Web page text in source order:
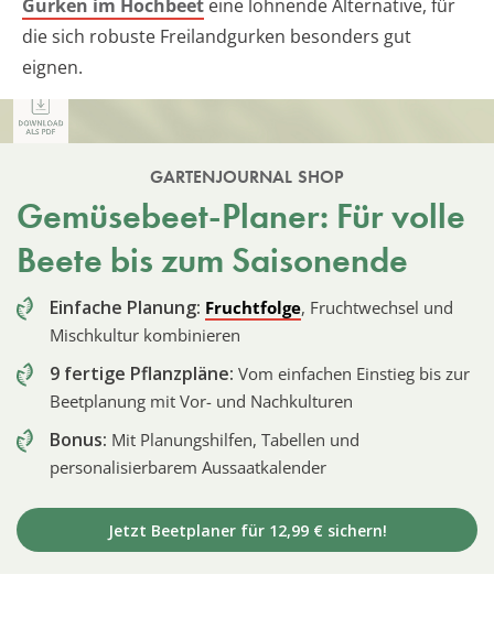
Gurken im Hochbeet eine lohnende Alternative, für
die sich robuste Freilandgurken besonders gut
eignen.
GARTENJOURNAL SHOP
Gemüsebeet-Planer: Für volle
Beete bis zum Saisonende
Einfache Planung: Fruchtfolge, Fruchtwechsel und
Mischkultur kombinieren
9 fertige Pflanzpläne: Vom einfachen Einstieg bis zur
Beetplanung mit Vor- und Nachkulturen
Bonus: Mit Planungshilfen, Tabellen und
personalisierbarem Aussaatkalender
Jetzt Beetplaner für 12,99 € sichern!